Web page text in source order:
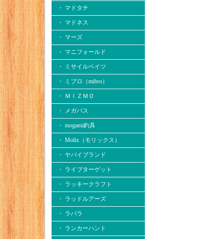
・ マドタチ
・ マドネス
・ マーズ
・ マニフォールド
・ ミサイルベイツ
・ ミブロ（mibro）
・ ＭＩＺＭＯ
・ メガバス
・ mogami釣具
・ Molix（モリックス）
・ ヤバイブランド
・ ライブターゲット
・ ラッキークラフト
・ ラッドルアーズ
・ ラパラ
・ ランカーハント